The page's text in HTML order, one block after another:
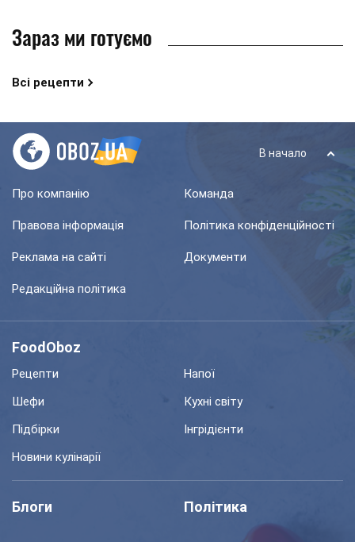
Зараз ми готуємо
Всі рецепти
В начало
Про компанію Команда
Правова інформація Політика конфіденційності
Реклама на сайті Документи
Редакційна політика
FoodOboz
Рецепти
Напої
Шефи
Кухні світу
Підбірки
Інгрідієнти
Новини кулінарії
Блоги Політика